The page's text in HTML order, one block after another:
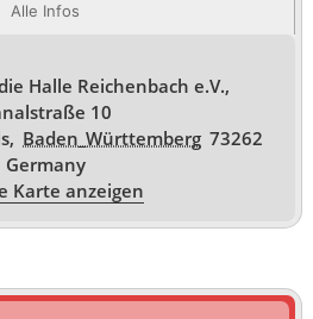
Alle Infos
Halle Reichenbach e.V.,
10
, Baden_Württemberg 73262
Germany
Karte anzeigen